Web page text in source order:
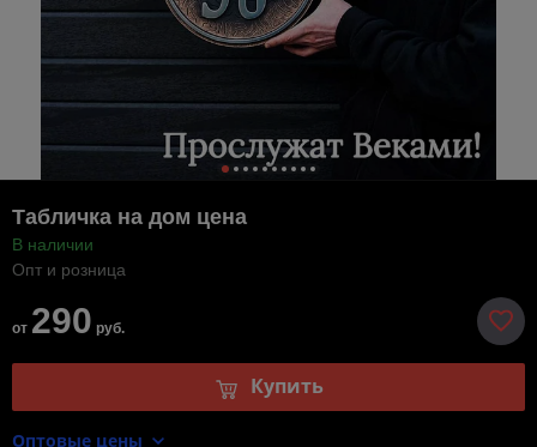
Табличка на дом цена
В наличии
Опт и розница
от 290 руб.
Купить
Оптовые цены